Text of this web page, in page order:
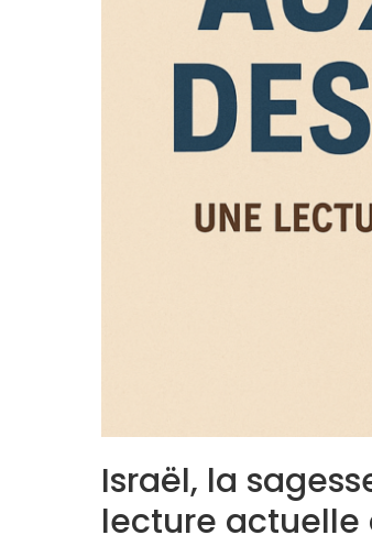
Israël, la
lecture actuelle